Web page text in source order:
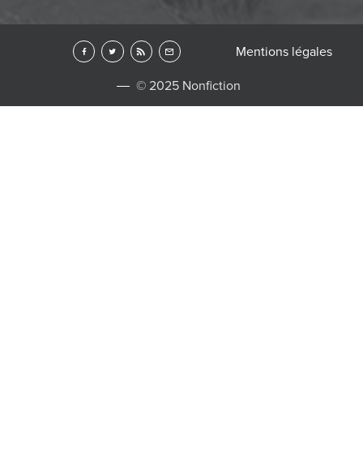
© 2025 Nonfiction
Mentions légales